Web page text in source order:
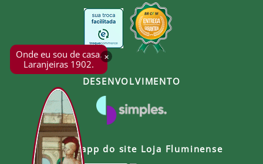
×
Onde eu sou de casa.
Laranjeiras 1902.
DESENVOLVIMENTO
Baixe o app do site Loja Fluminense